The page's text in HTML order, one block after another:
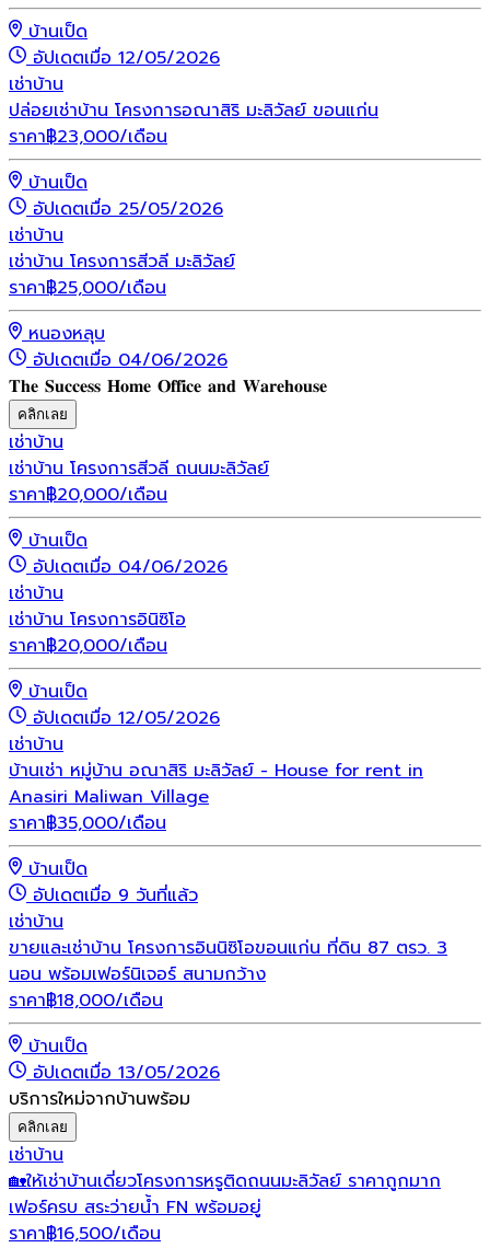
บ้านเป็ด
อัปเดตเมื่อ 12/05/2026
เช่าบ้าน
ปล่อยเช่าบ้าน โครงการอณาสิริ มะลิวัลย์ ขอนแก่น
ราคา฿23,000/เดือน
บ้านเป็ด
อัปเดตเมื่อ 25/05/2026
เช่าบ้าน
เช่าบ้าน โครงการสีวลี มะลิวัลย์
ราคา฿25,000/เดือน
หนองหลุบ
อัปเดตเมื่อ 04/06/2026
𝐓𝐡𝐞 𝐒𝐮𝐜𝐜𝐞𝐬𝐬 𝐇𝐨𝐦𝐞 𝐎𝐟𝐟𝐢𝐜𝐞 𝐚𝐧𝐝 𝐖𝐚𝐫𝐞𝐡𝐨𝐮𝐬𝐞
คลิกเลย
เช่าบ้าน
เช่าบ้าน โครงการสีวลี ถนนมะลิวัลย์
ราคา฿20,000/เดือน
บ้านเป็ด
อัปเดตเมื่อ 04/06/2026
เช่าบ้าน
เช่าบ้าน โครงการอินิซิโอ
ราคา฿20,000/เดือน
บ้านเป็ด
อัปเดตเมื่อ 12/05/2026
เช่าบ้าน
บ้านเช่า หมู่บ้าน อณาสิริ มะลิวัลย์ - House for rent in
Anasiri Maliwan Village
ราคา฿35,000/เดือน
บ้านเป็ด
อัปเดตเมื่อ 9 วันที่แล้ว
เช่าบ้าน
ขายและเช่าบ้าน โครงการอินนิซิโอขอนแก่น ที่ดิน 87 ตรว. 3
นอน พร้อมเฟอร์นิเจอร์ สนามกว้าง
ราคา฿18,000/เดือน
บ้านเป็ด
อัปเดตเมื่อ 13/05/2026
บริการใหม่จากบ้านพร้อม
คลิกเลย
เช่าบ้าน
🏡ให้เช่าบ้านเดี่ยวโครงการหรูติดถนนมะลิวัลย์ ราคาถูกมาก
เฟอร์ครบ สระว่ายน้ำ FN พร้อมอยู่
ราคา฿16,500/เดือน